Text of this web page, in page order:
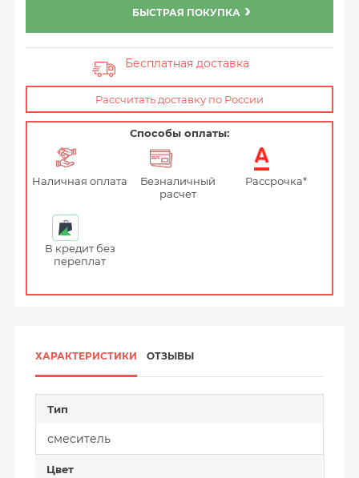
БЫСТРАЯ ПОКУПКА
Бесплатная доставка
Рассчитать доставку по России
Способы оплаты:
Наличная оплата
Безналичный
расчет
Рассрочка*
В кредит без
переплат
ХАРАКТЕРИСТИКИ ОТЗЫВЫ
Тип
смеситель
Цвет